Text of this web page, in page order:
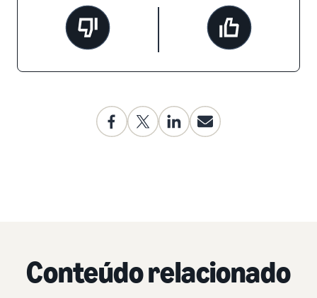
Conteúdo relacionado